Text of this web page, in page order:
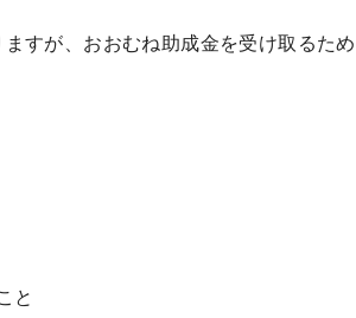
すが、おおむね助成金を受け取るため
と